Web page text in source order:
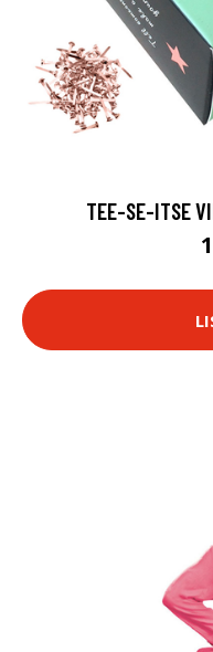
TEE-SE-ITSE